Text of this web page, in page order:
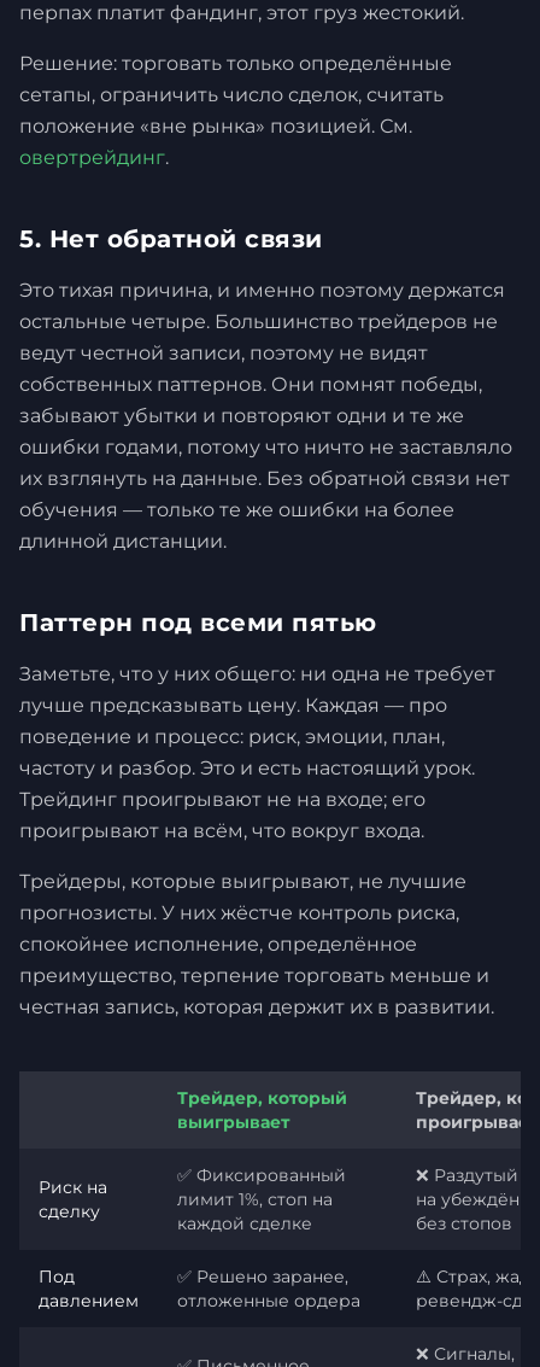
перпах платит фандинг, этот груз жестокий.
Решение: торговать только определённые
сетапы, ограничить число сделок, считать
положение «вне рынка» позицией. См.
овертрейдинг.
5. Нет обратной связи
Это тихая причина, и именно поэтому держатся
остальные четыре. Большинство трейдеров не
ведут честной записи, поэтому не видят
собственных паттернов. Они помнят победы,
забывают убытки и повторяют одни и те же
ошибки годами, потому что ничто не заставляло
их взглянуть на данные. Без обратной связи нет
обучения — только те же ошибки на более
длинной дистанции.
Паттерн под всеми пятью
Заметьте, что у них общего: ни одна не требует
лучше предсказывать цену. Каждая — про
поведение и процесс: риск, эмоции, план,
частоту и разбор. Это и есть настоящий урок.
Трейдинг проигрывают не на входе; его
проигрывают на всём, что вокруг входа.
Трейдеры, которые выигрывают, не лучшие
прогнозисты. У них жёстче контроль риска,
спокойнее исполнение, определённое
преимущество, терпение торговать меньше и
честная запись, которая держит их в развитии.
Трейдер, который
выигрывает
Трейдер,
проигрывает
Риск на
сделку
✅ Фиксированный
лимит 1%, стоп на
каждой сделке
❌ Раздутый
на
без стопов
Под
давлением
✅ Решено заранее,
отложенные ордера
⚠️ Страх,
ревендж-
❌ Сигналы,